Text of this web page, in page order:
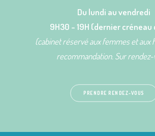
Du lundi au vendredi
9H30 - 19H (dernier créneau
(cabinet réservé aux femmes et aux
recommandation. Sur
PRENDRE RENDEZ-VOUS